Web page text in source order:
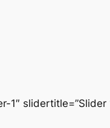
1″ slidertitle=”Slider